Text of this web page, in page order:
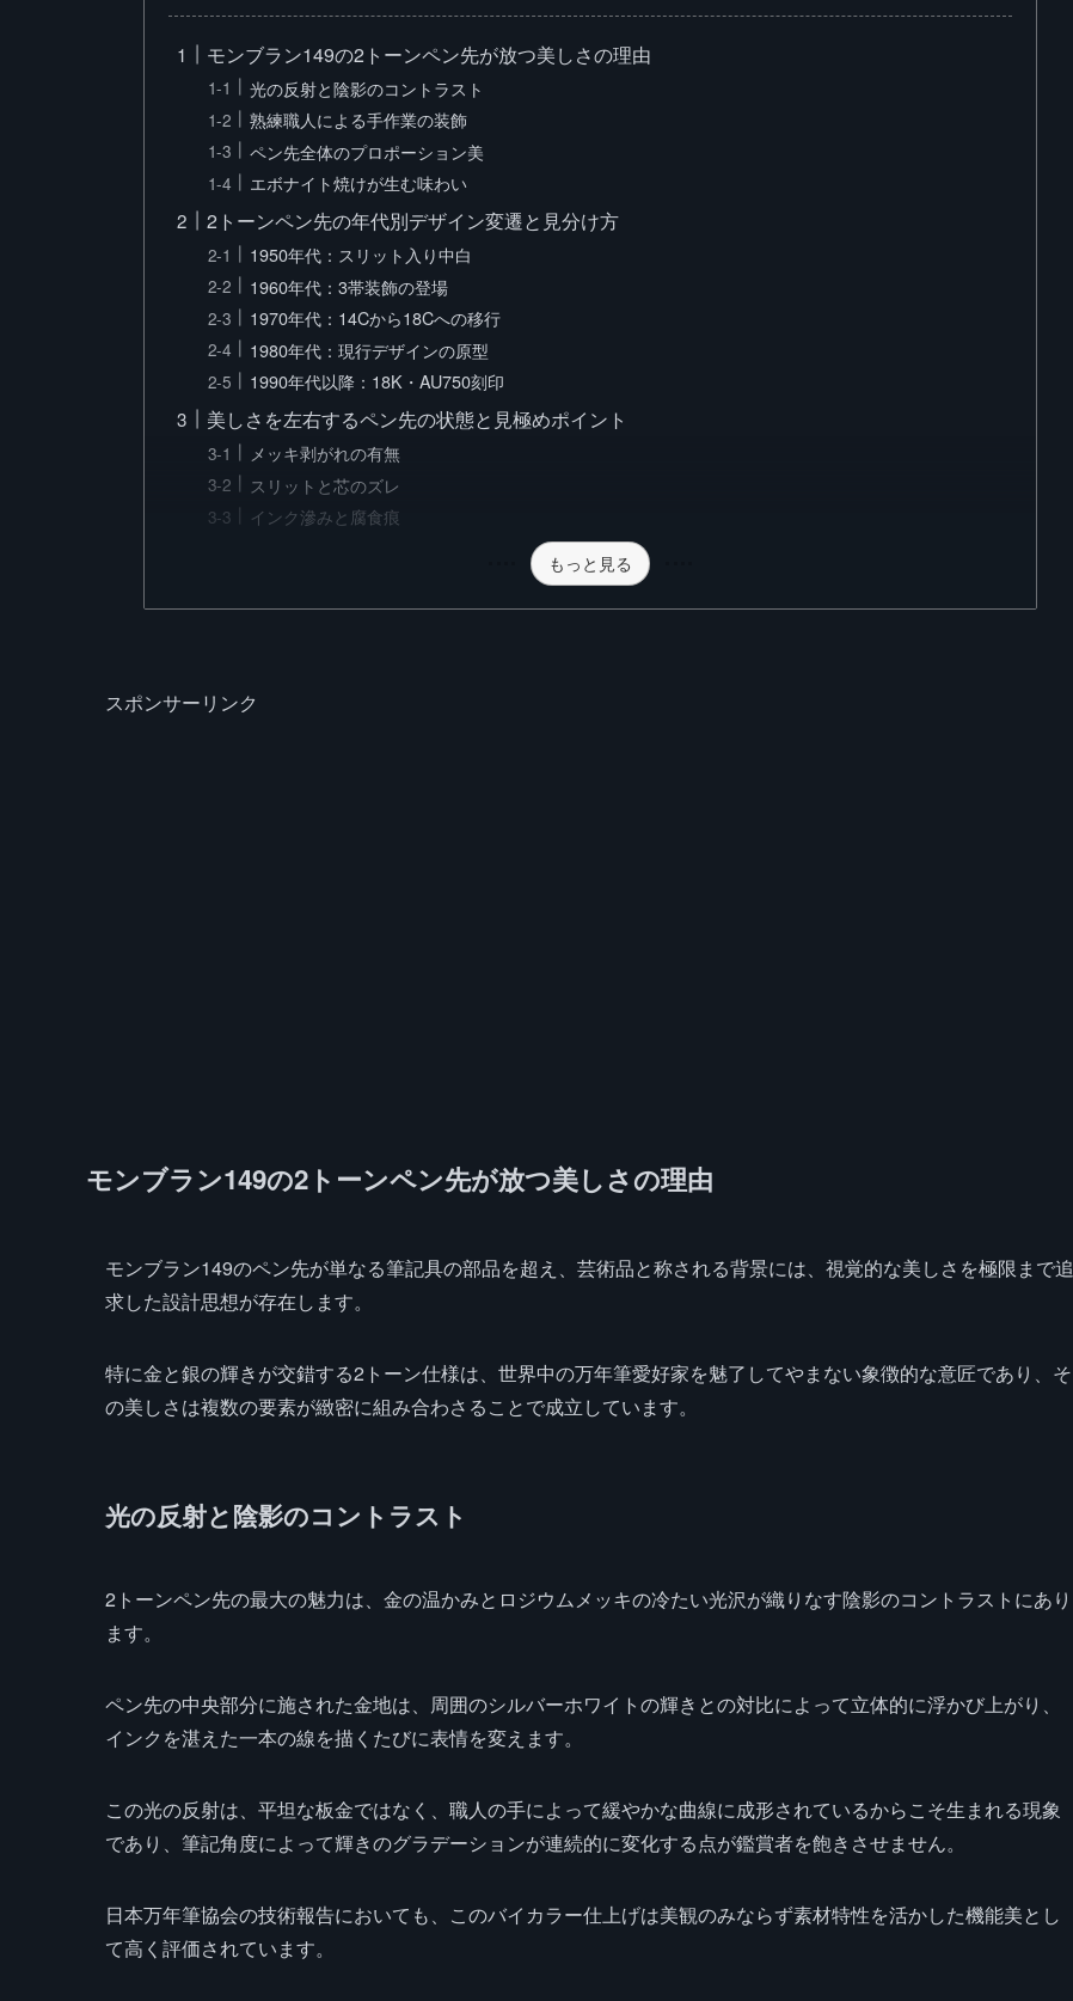
モンブラン149の2トーンペン先が放つ美しさの理由
光の反射と陰影のコントラスト
熟練職人による手作業の装飾
ペン先全体のプロポーション美
エボナイト焼けが生む味わい
2トーンペン先の年代別デザイン変遷と見分け方
1950年代：スリット入り中白
1960年代：3帯装飾の登場
1970年代：14Cから18Cへの移行
1980年代：現行デザインの原型
1990年代以降：18K・AU750刻印
美しさを左右するペン先の状態と見極めポイント
メッキ剥がれの有無
スリットと芯のズレ
インク滲みと腐食痕
もっと見る
スポンサーリンク
モンブラン149の2トーンペン先が放つ美しさの理由
モンブラン149のペン先が単なる筆記具の部品を超え、芸術品と称される背景には、視覚的な美しさを極限まで追
求した設計思想が存在します。
特に金と銀の輝きが交錯する2トーン仕様は、世界中の万年筆愛好家を魅了してやまない象徴的な意匠であり、そ
の美しさは複数の要素が緻密に組み合わさることで成立しています。
光の反射と陰影のコントラスト
2トーンペン先の最大の魅力は、金の温かみとロジウムメッキの冷たい光沢が織りなす陰影のコントラストにあり
ます。
ペン先の中央部分に施された金地は、周囲のシルバーホワイトの輝きとの対比によって立体的に浮かび上がり、
インクを湛えた一本の線を描くたびに表情を変えます。
この光の反射は、平坦な板金ではなく、職人の手によって緩やかな曲線に成形されているからこそ生まれる現象
であり、筆記角度によって輝きのグラデーションが連続的に変化する点が鑑賞者を飽きさせません。
日本万年筆協会の技術報告においても、このバイカラー仕上げは美観のみならず素材特性を活かした機能美とし
て高く評価されています。